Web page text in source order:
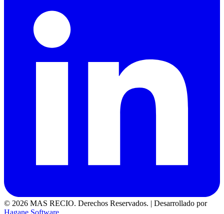
© 2026 MAS RECIO. Derechos Reservados. | Desarrollado por
Hagane Software